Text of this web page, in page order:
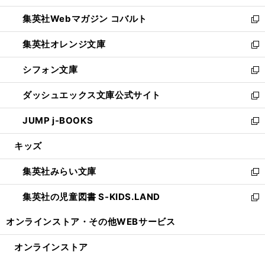
開
く
ウ
で
開
く
ン
ド
ウ
で
開
く
ウ
ィ
ン
ド
ウ
で
開
く
集英社Webマガジン コバルト
新
し
い
ウ
ィ
ン
ド
ウ
で
開
集英社オレンジ文庫
新
し
い
ウ
ィ
ン
ド
ウ
開
く
シフォン文庫
新
し
い
ウ
ィ
ン
ウ
で
開
く
ダッシュエックス文庫公式サイト
新
し
い
ウ
ン
ド
ウ
で
JUMP j-BOOKS
新
し
ウ
ィ
ン
ド
開
キッズ
集英社みらい文庫
新
し
い
ン
集英社の児童図書 S-KIDS.LAND
新
ウ
オンラインストア・ その他WEBサービス
オンラインストア